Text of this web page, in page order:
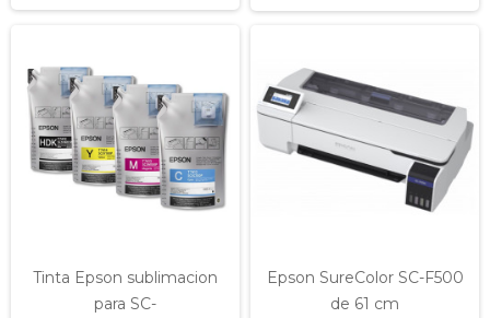
Tinta Epson sublimacion
para SC-
Epson SureColor SC-F500
de 61 cm